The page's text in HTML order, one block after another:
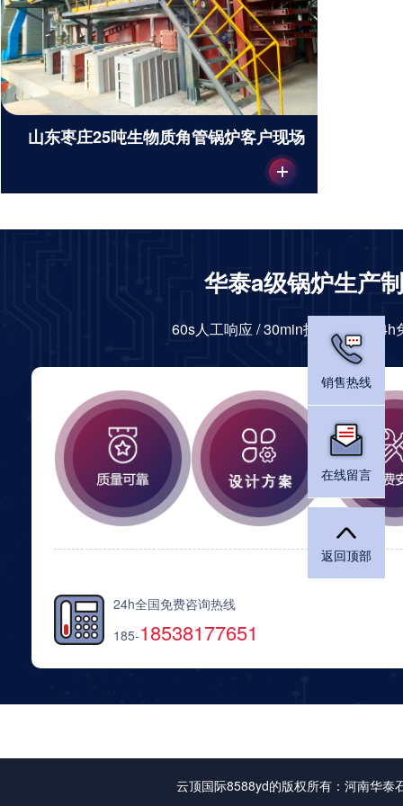
山东枣庄25吨生物质角管锅炉客户现场
华泰a级锅炉生产
60s人工响应 / 30min技术答复 / 24h
24h全国免费咨询热线
185-18538177651
云顶国际8588yd的版权所有：河南华
销售热线
在线留言
返回顶部